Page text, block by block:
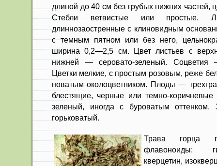
длиной до 40 см без грубых нижних частей,
Стебли ветвис­тые или простые.
длиннозаостренные с клиновид­ным
с темным пятном или без него,
ширина 0,2—2,5 см. Цвет листьев с
нижней — серова­то-зеленый. Соцветия
Цветки мелкие, с простым розо­вым, реже
новатым околоцветником. Плоды —
блестя­щие, черные или темно-
зеленый, иногда с буроватым оттенком.
горьковатый.
Трава горца
флавоноиды:
кверцетин,